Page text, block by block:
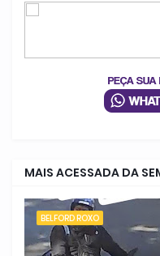
MAIS ACESSADA DA
BELFORD ROXO